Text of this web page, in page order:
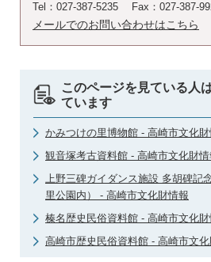
Tel：027-387-5235
Fax：027-387-
メールでのお問い合わせはこちら
このページを見ている人
ています
かみつけの里博物館 - 高崎市文化財
観音塚考古資料館 - 高崎市文化財情
上野三碑ガイダンス施設 多胡碑記
里公園内） - 高崎市文化財情報
榛名歴史民俗資料館 - 高崎市文化財
高崎市歴史民俗資料館 - 高崎市文